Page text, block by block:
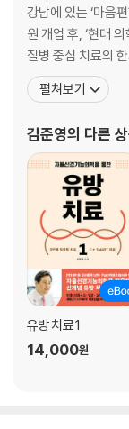
01 현대 주류 의학
치료 전 미리 받는 검사
치료 방법의 선택 기
현대의학의 유방암 치
? 독특한 SSMART
신경 스트레스 이완
지·수·화·풍(地水火
고주파 온열 치료 요법
? 독특한 SMMART
식이 요법에 관한 고찰
마른 비만-상대적 근
메틸화(Methylation,
저탄고지와 간 헐적 단식
평소 상식이 무색해지
강남에 있는 ‘마음
원 개업 후, ‘현대
질병 중심 치료의
보강한 ‘자율신경
않고 C+SMART라
있다. 진료 이외에
펼쳐보기
김준영의 다른
유방 치료 1
14,000원